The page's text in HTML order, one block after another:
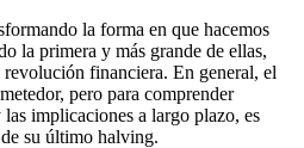
la forma en que hacemos
la primera y más grande de ellas,
financiera. En general, el
pero para comprender
implicaciones a largo plazo, es
su último halving.